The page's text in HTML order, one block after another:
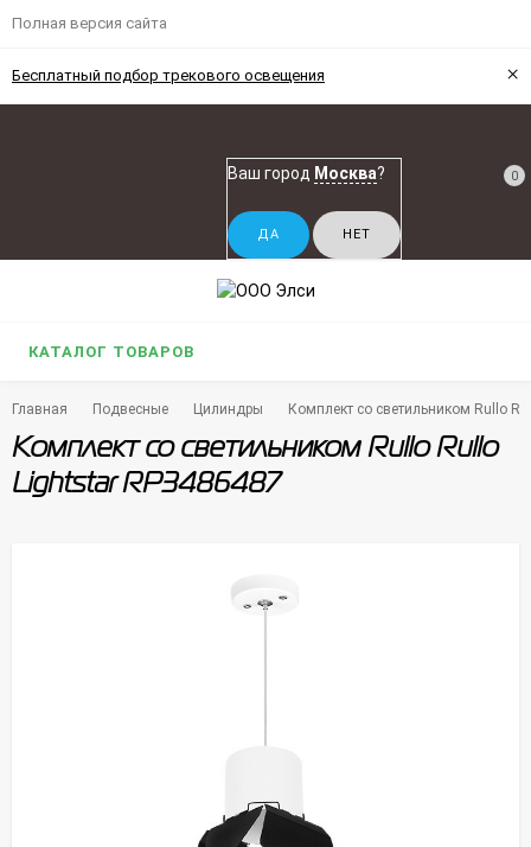
Полная версия сайта
Бесплатный подбор трекового освещения ×
Ваш город Москва? 0
КАТАЛОГ ТОВАРОВ
Главная Подвесные Цилиндры Комплект со светильником Rullo
Комплект со светильником Rullo Rullo
Lightstar RP3486487